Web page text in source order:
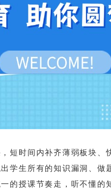
时间内补齐薄弱板块、
学生所有的知识漏洞、做
的授课节奏走，听不懂的